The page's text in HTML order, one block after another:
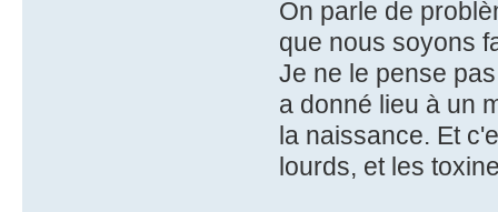
On parle de
que nous soyons
Je ne le pense
a donné lieu à un
la naissance. Et
lourds, et les